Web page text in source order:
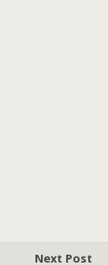
Next Post